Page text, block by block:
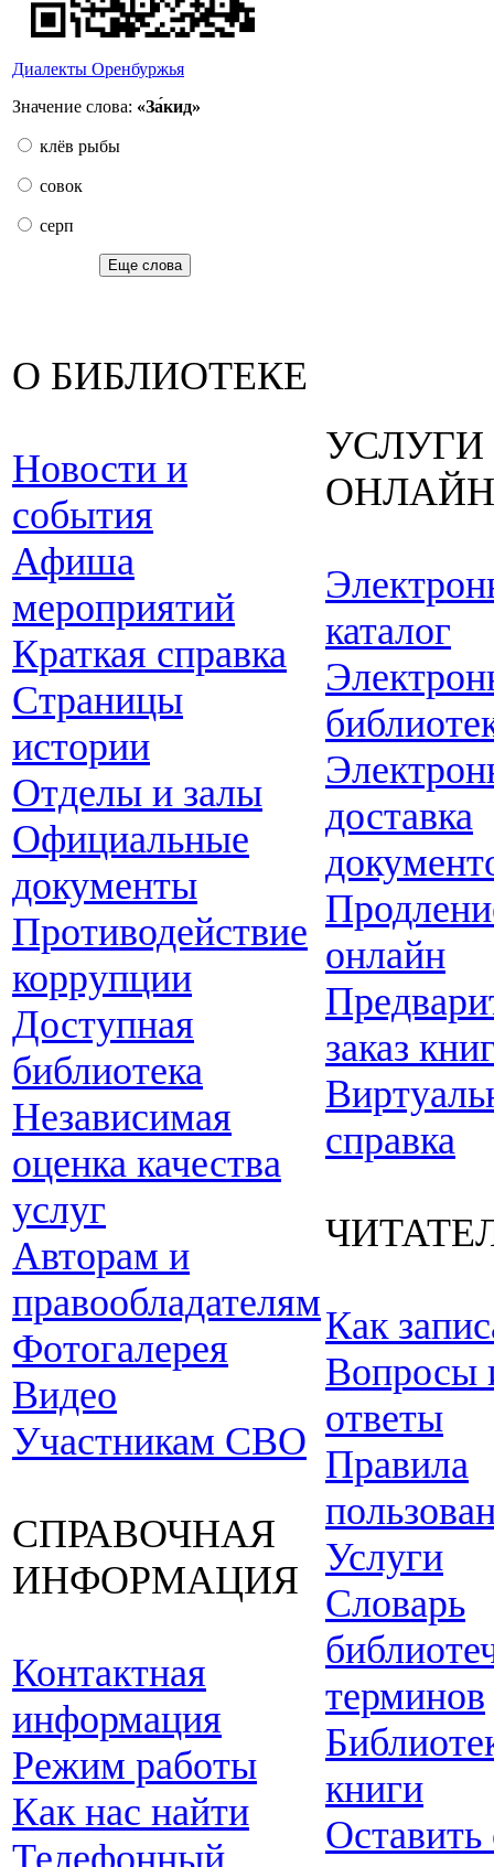
Диалекты Оренбуржья
Значение слова: «За́кид»
клёв рыбы
совок
серп
Еще слова
О БИБЛИОТЕКЕ
Новости и
события
Афиша
мероприятий
Краткая справка
Страницы
истории
Отделы и залы
Официальные
документы
Противодействие
коррупции
Доступная
библиотека
Независимая
оценка качества
услуг
Авторам и
правообладателям
Фотогалерея
Видео
Участникам СВО
СПРАВОЧНАЯ
ИНФОРМАЦИЯ
Контактная
информация
Режим работы
Как нас найти
Телефонный
УСЛУГИ
ОНЛАЙН
каталог
доставка
онлайн
заказ
справка
Как
Вопросы
ответы
Правила
Услуги
Словарь
терминов
книги
Оставить